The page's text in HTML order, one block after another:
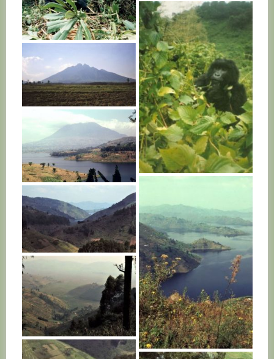
RWANDA
RWANDA
RWANDA
RWANDA
RWANDA